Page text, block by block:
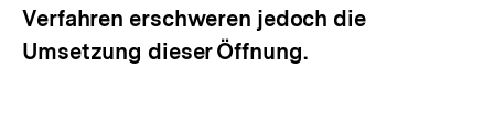
Verfahren erschweren jedoch die
Umsetzung dieser Öffnung.